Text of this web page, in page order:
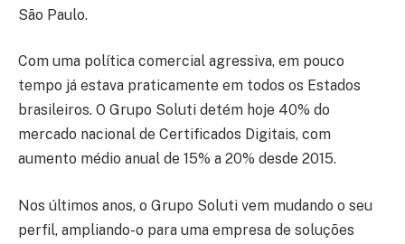
São Paulo.
Com uma política comercial agressiva, em pouco
tempo já estava praticamente em todos os Estados
brasileiros. O Grupo Soluti detém hoje 40% do
mercado nacional de Certificados Digitais, com
aumento médio anual de 15% a 20% desde 2015.
Nos últimos anos, o Grupo Soluti vem mudando o seu
perfil, ampliando-o para uma empresa de soluções